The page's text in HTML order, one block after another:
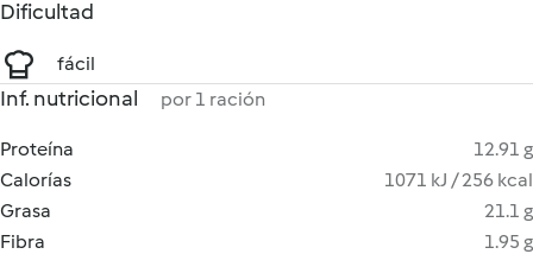
Dificultad
fácil
Inf. nutricional por 1 ración
Proteína
12.91 g
Calorías
1071 kJ / 256 kcal
Grasa
21.1 g
Fibra
1.95 g